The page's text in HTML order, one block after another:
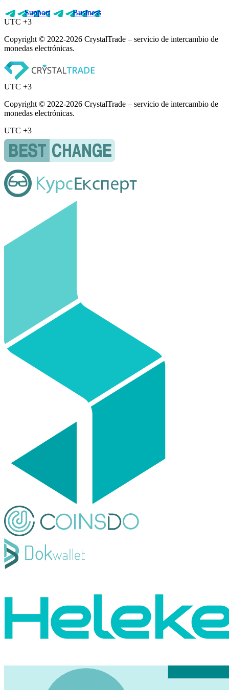
Support
Business
UTC +3
Copyright © 2022-2026 CrystalTrade – servicio de intercambio de
monedas electrónicas.
UTC +3
Copyright © 2022-2026 CrystalTrade – servicio de intercambio de
monedas electrónicas.
UTC +3